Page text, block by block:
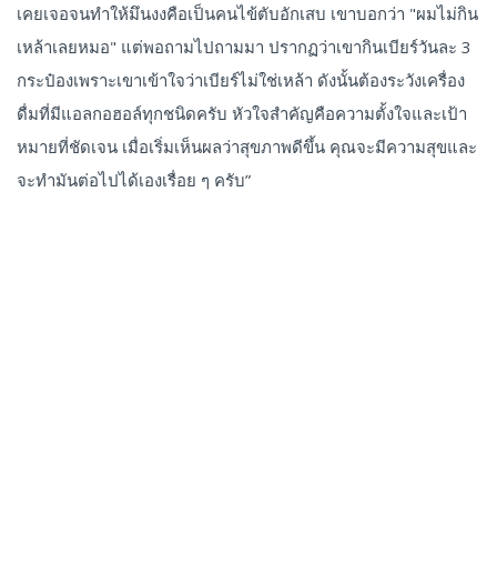
เคยเจอจนทำให้มึนงงคือเป็นคนไข้ตับอักเสบ เขาบอกว่า "ผมไม่กิน
เหล้าเลยหมอ" แต่พอถามไปถามมา ปรากฏว่าเขากินเบียร์วันละ 3
กระป๋องเพราะเขาเข้าใจว่าเบียร์ไม่ใช่เหล้า ดังนั้นต้องระวังเครื่อง
ดื่มที่มีแอลกอฮอล์ทุกชนิดครับ หัวใจสำคัญคือความตั้งใจและเป้า
หมายที่ชัดเจน เมื่อเริ่มเห็นผลว่าสุขภาพดีขึ้น คุณจะมีความสุขและ
จะทำมันต่อไปได้เองเรื่อย ๆ ครับ”